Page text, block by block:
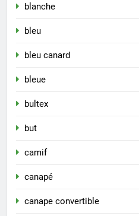
blanche
bleu
bleu canard
bleue
bultex
but
camif
canapé
canape convertible